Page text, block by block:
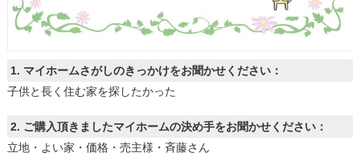
1. マイホームさがしのきっかけをお聞かせください：
子供と長く住む家を探したかった
2. ご購入頂きましたマイホームの決め手をお聞かせください：
立地・よい家・価格・売主様・斉藤さん